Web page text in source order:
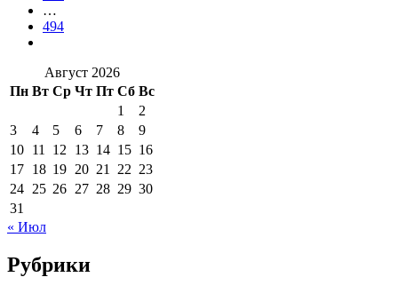
…
494
Август 2026
Пн Вт Ср Чт Пт Сб Вс
1
2
3
4 5 6 7 8
9
10 11 12 13 14 15 16
17 18 19 20 21 22 23
24 25 26 27 28 29 30
31
« Июл
Рубрики